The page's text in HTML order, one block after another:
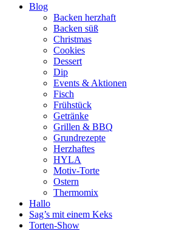
Blog
Backen herzhaft
Backen süß
Christmas
Cookies
Dessert
Dip
Events & Aktionen
Fisch
Frühstück
Getränke
Grillen & BBQ
Grundrezepte
Herzhaftes
HYLA
Motiv-Torte
Ostern
Thermomix
Hallo
Sag’s mit einem Keks
Torten-Show